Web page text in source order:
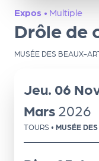
Expos • Multiple
Drôle de
MUSÉE DES BEAUX-
du
Jeu. 06
Mars 2026
TOURS • MUSÉE
ns
PR
O
PR
O
G!
Le